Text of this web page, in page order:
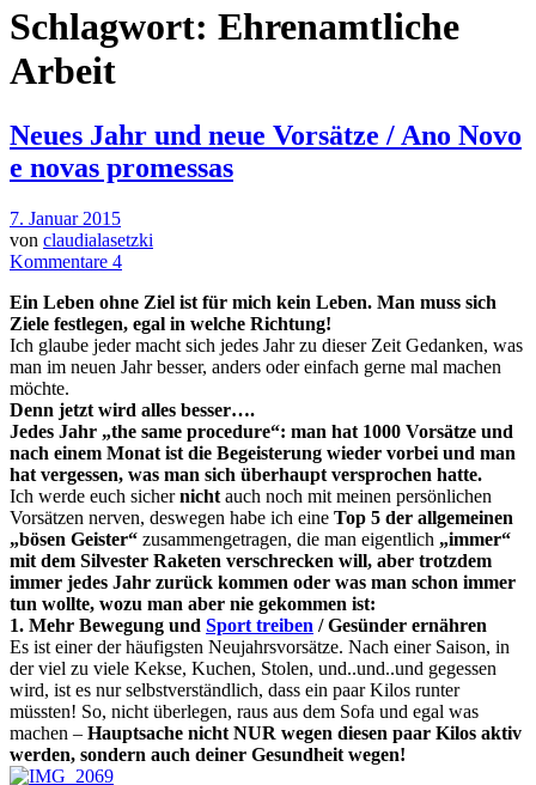
Schlagwort: Ehrenamtliche
Arbeit
Neues Jahr und neue Vorsätze / Ano Novo
e novas promessas
7. Januar 2015
von claudialasetzki
Kommentare 4
Ein Leben ohne Ziel ist für mich kein Leben. Man muss sich
Ziele festlegen, egal in welche Richtung!
Ich glaube jeder macht sich jedes Jahr zu dieser Zeit Gedanken, was
man im neuen Jahr besser, anders oder einfach gerne mal machen
möchte.
Denn jetzt wird alles besser….
Jedes Jahr „the same procedure“: man hat 1000 Vorsätze und
nach einem Monat ist die Begeisterung wieder vorbei und man
hat vergessen, was man sich überhaupt versprochen hatte.
Ich werde euch sichernicht auch noch mit meinen persönlichen
Vorsätzen nerven, deswegen habe ich eine Top 5 der allgemeinen
„bösen Geister“ zusammengetragen, die man eigentlich „immer“
mit dem Silvester Raketen verschrecken will, aber trotzdem
immer jedes Jahr zurück kommen oder was man schon immer
tun wollte, wozu man aber nie gekommen ist:
1. Mehr Bewegung und Sport treiben / Gesünder ernähren
Es ist einer der häufigsten Neujahrsvorsätze. Nach einer Saison, in
der viel zu viele Kekse, Kuchen, Stolen, und..und..und gegessen
wird, ist es nur selbstverständlich, dass ein paar Kilos runter
müssten! So, nicht überlegen, raus aus dem Sofa und egal was
machen – Hauptsache nicht NUR wegen diesen paar Kilos aktiv
werden, sondern auch deiner Gesundheit wegen!